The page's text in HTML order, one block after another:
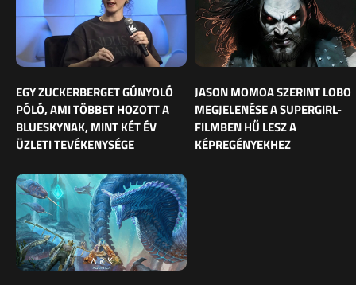
EGY ZUCKERBERGET GÚNYOLÓ
PÓLÓ, AMI TÖBBET HOZOTT A
BLUESKYNAK, MINT KÉT ÉV
ÜZLETI TEVÉKENYSÉGE
JASON MOMOA SZERINT LOBO
MEGJELENÉSE A SUPERGIRL-
FILMBEN HŰ LESZ A
KÉPREGÉNYEKHEZ